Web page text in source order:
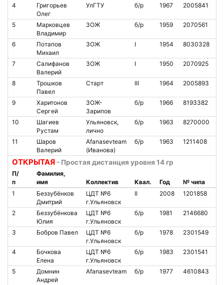
4
Григорьев
Олег
УлГТУ б/р 1967 2005841
5
Марковцев
Владимир
ЗОЖ б/р 1959 2070561
6
Потапов
Михаил
ЗОЖ I 1954 8030328
7
Салифанов
Валерий
ЗОЖ I 1950 2070925
8
Трошков
Павел
Старт III 1964 2005893
9
Харитонов
Сергей
ЗОЖ-
Зарипов
б/р 1966 8193382
10
Шагиев
Рустам
Ульяновск,
лично
б/р 1963 8270000
11
Шаров
Валерий
Afanasevteam
(Иванова)
б/р 1963 1211408
ОТКРЫТАЯ - Простая дистанция уровня 14 гр
П/
п
Фамилия,
имя
Коллектив Квал. Год № чипа
1
Беззубёнков
Дмитрий
ЦДТ №6
г.Ульяновск
II 2008 1201858
2
Беззубёнкова
Юлия
ЦДТ №6
г.Ульяновск
б/р 1981 2146680
3 Бобров Павел
ЦДТ №6
г.Ульяновск
б/р 1978 2301549
4
Бочкова
Елена
ЦДТ №6
г.Ульяновск
б/р 1983 2301541
5
Домнин
Андрей
Afanasevteam б/р 1977 4610843